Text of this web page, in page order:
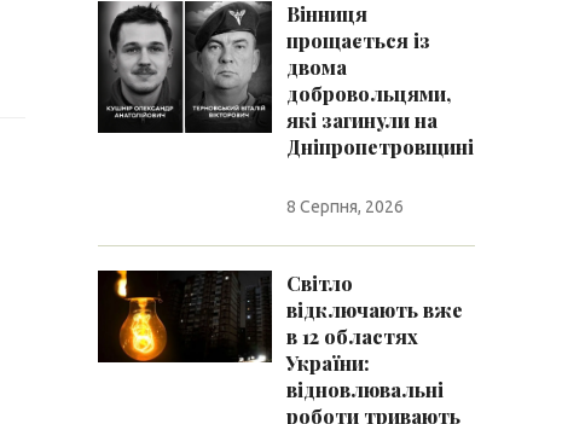
Вінниця
прощається із
двома
добровольцями,
які загинули на
Дніпропетровщині
8 Серпня, 2026
Світло
відключають вже
в 12 областях
України:
відновлювальні
роботи тривають